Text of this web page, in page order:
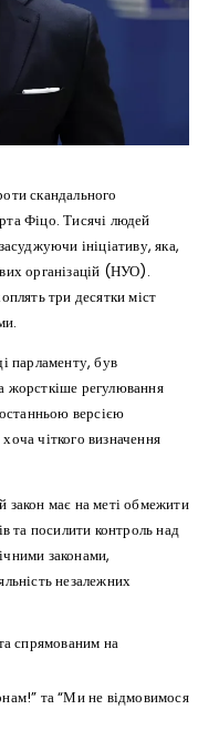
скандального
Фіцо. Тисячі людей
ініціативу, яка,
організацій (НУО).
три десятки міст
парламенту, був
жорсткіше регулювання
версією
чіткого визначення
закон має на меті обмежити
та посилити контроль над
законами,
незалежних
спрямованим на
та “Ми не відмовимося